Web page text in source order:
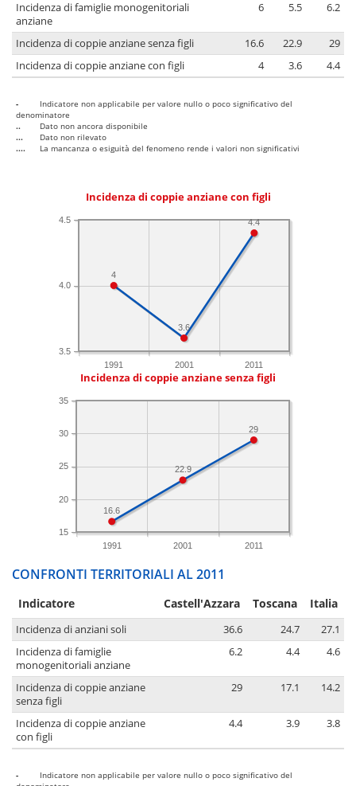
Incidenza di famiglie monogenitoriali
anziane
6 5.5 6.2
Incidenza di coppie anziane senza figli 16.6 22.9
29
Incidenza di coppie anziane con figli
4 3.6 4.4
-
Indicatore non applicabile per valore nullo o poco significativo del
denominatore
..
Dato non ancora disponibile
...
Dato non rilevato
....
La mancanza o esiguità del fenomeno rende i valori non significativi
Incidenza di coppie anziane con figli
1991 2001 2011
3.5
4.0
4.5 4.4
3.6
4
Incidenza di coppie anziane senza figli
1991 2001 2011
15
20
25
30
35
29
22.9
16.6
CONFRONTI TERRITORIALI AL 2011
Indicatore Castell'Azzara Toscana Italia
Incidenza di anziani soli 36.6 24.7
27.1
Incidenza di famiglie
monogenitoriali anziane
6.2 4.4 4.6
Incidenza di coppie anziane
senza figli
29 17.1 14.2
Incidenza di coppie anziane
con figli
4.4 3.9 3.8
-
Indicatore non applicabile per valore nullo o poco significativo del